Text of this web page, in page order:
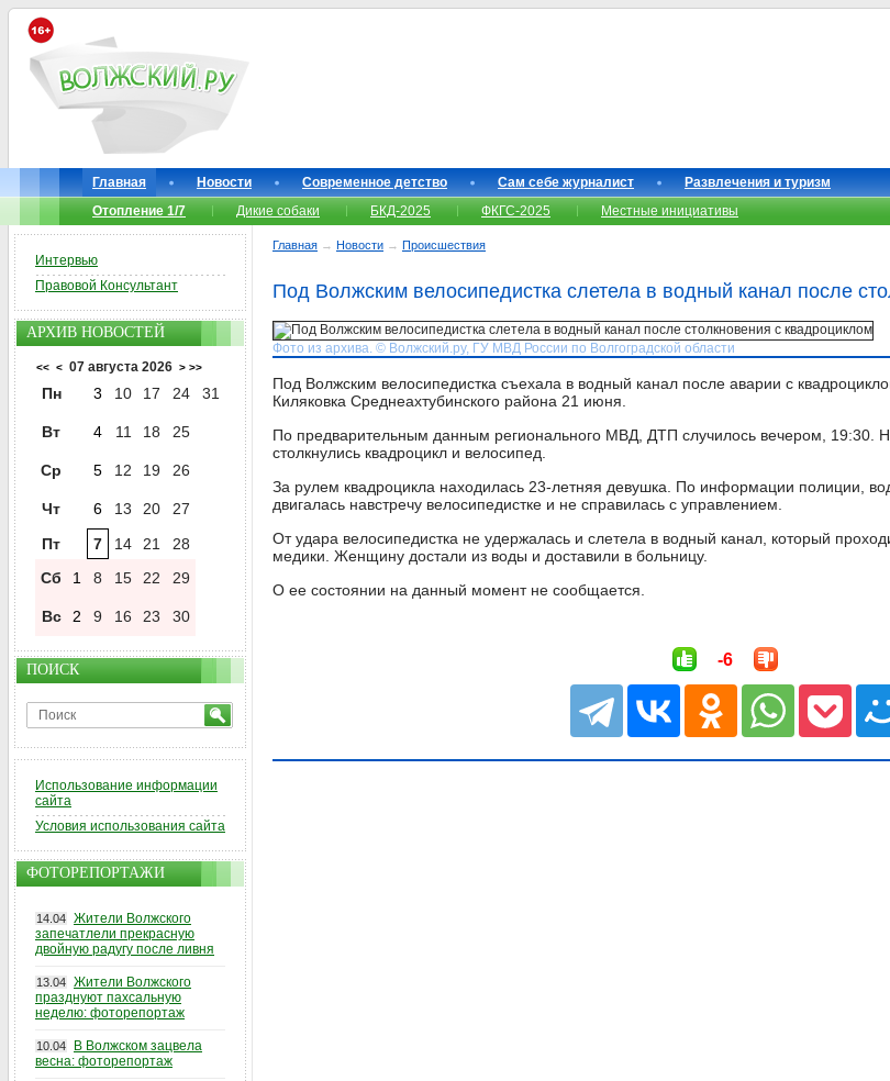
Главная Новости Современное детство Сам себе журналист
Развлечения и туризм
Отопление 1/7
Дикие собаки БКД-2025 ФКГС-2025 Местные инициативы
Главная → Новости → Происшествия
Под Волжским велосипедистка слетела в водный канал после
Фото из архива. © Волжский.ру, ГУ МВД России по Волгоградской области
Под Волжским велосипедистка съехала в водный канал после аварии с
Киляковка Среднеахтубинского района 21 июня.
По предварительным данным регионального МВД, ДТП случилось вечером, 19:30.
столкнулись квадроцикл и велосипед.
За рулем квадроцикла находилась 23-летняя девушка. По информации полиции,
двигалась навстречу велосипедистке и не справилась с управлением.
От удара велосипедистка не удержалась и слетела в водный канал, который
медики. Женщину достали из воды и доставили в больницу.
О ее состоянии на данный момент не сообщается.
-6
Интервью
Правовой Консультант
АРХИВ НОВОСТЕЙ
<< < 07 августа 2026 > >>
Пн 3 10 17 24 31
Вт 4 11 18 25
Ср 5 12 19 26
Чт 6 13 20
27
Пт
7 14 21
28
Сб
1 8 15 22 29
Вс 2 9 16 23 30
ПОИСК
Использование информации
сайта
Условия использования сайта
ФОТОРЕПОРТАЖИ
14.04 Жители Волжского
запечатлели прекрасную
двойную радугу после ливня
13.04 Жители Волжского
празднуют пахсальную
неделю: фоторепортаж
10.04
В Волжском зацвела
весна: фоторепортаж